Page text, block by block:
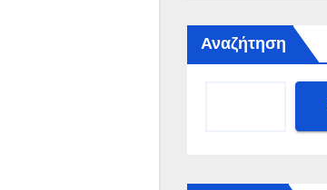
Αναζήτηση